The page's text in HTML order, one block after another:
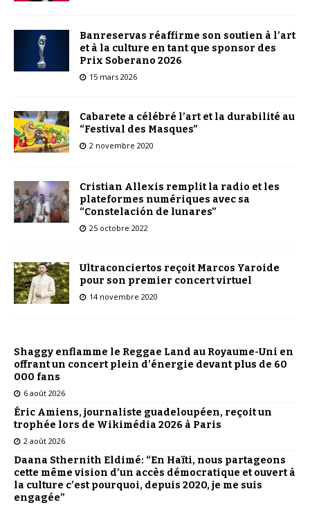
Banreservas réaffirme son soutien à l’art
et à la culture en tant que sponsor des
Prix Soberano 2026
15 mars 2026
Cabarete a célébré l’art et la durabilité au
“Festival des Masques”
2 novembre 2020
Cristian Allexis remplit la radio et les
plateformes numériques avec sa
“Constelación de lunares”
25 octobre 2022
Ultraconciertos reçoit Marcos Yaroide
pour son premier concert virtuel
14 novembre 2020
Shaggy enflamme le Reggae Land au Royaume-Uni en
offrant un concert plein d’énergie devant plus de 60
000 fans
6 août 2026
Éric Amiens, journaliste guadeloupéen, reçoit un
trophée lors de Wikimédia 2026 à Paris
2 août 2026
Daana Sthernith Eldimé: “En Haïti, nous partageons
cette même vision d’un accès démocratique et ouvert à
la culture c’est pourquoi, depuis 2020, je me suis
engagée”